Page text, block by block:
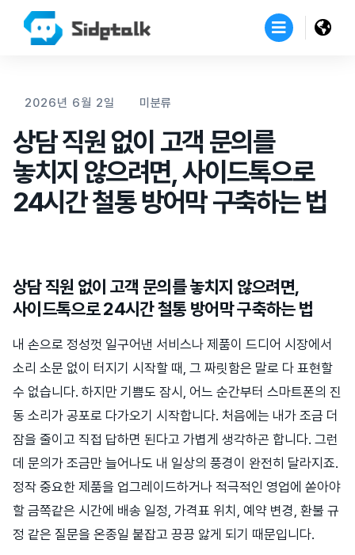
2026년 6월 2일 미분류
상담 직원 없이 고객 문의를
놓치지 않으려면, 사이드톡으로
24시간 철통 방어막 구축하는 법
상담 직원 없이 고객 문의를 놓치지 않으려면,
사이드톡으로 24시간 철통 방어막 구축하는 법
내 손으로 정성껏 일구어낸 서비스나 제품이 드디어 시장에서
소리 소문 없이 터지기 시작할 때, 그 짜릿함은 말로 다 표현할
수 없습니다. 하지만 기쁨도 잠시, 어느 순간부터 스마트폰의 진
동 소리가 공포로 다가오기 시작합니다. 처음에는 내가 조금 더
잠을 줄이고 직접 답하면 된다고 가볍게 생각하곤 합니다. 그런
데 문의가 조금만 늘어나도 내 일상의 풍경이 완전히 달라지죠.
정작 중요한 제품을 업그레이드하거나 적극적인 영업에 쏟아야
할 금쪽같은 시간에 배송 일정, 가격표 위치, 예약 변경, 환불 규
정 같은 질문을 온종일 붙잡고 끙끙 앓게 되기 때문입니다.